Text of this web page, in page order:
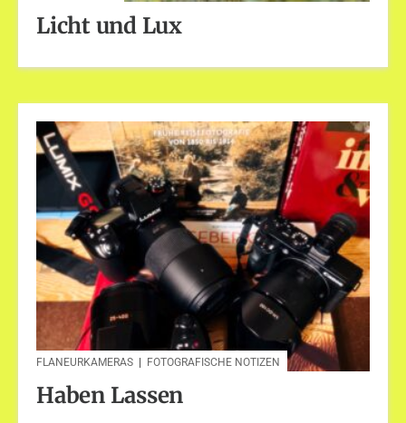
Licht und Lux
FLANEURKAMERAS | FOTOGRAFISCHE NOTIZEN
Haben Lassen